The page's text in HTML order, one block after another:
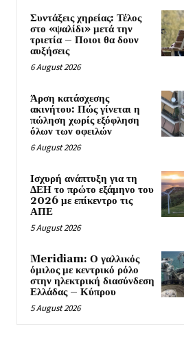
Συντάξεις χηρείας: Τέλος
στο «ψαλίδι» μετά την
τριετία – Ποιοι θα δουν
αυξήσεις
6 August 2026
Άρση κατάσχεσης
ακινήτου: Πώς γίνεται η
πώληση χωρίς εξόφληση
όλων των οφειλών
6 August 2026
Ισχυρή ανάπτυξη για τη
ΔΕΗ το πρώτο εξάμηνο του
2026 με επίκεντρο τις
ΑΠΕ
5 August 2026
Meridiam: Ο γαλλικός
όμιλος με κεντρικό ρόλο
στην ηλεκτρική διασύνδεση
Ελλάδας – Κύπρου
5 August 2026